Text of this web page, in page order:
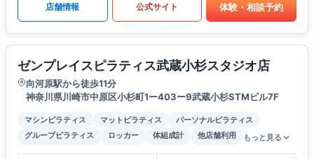
店舗情報 公式サイト 体験・相談予約
ゼンプレイスピラティス武蔵小杉スタジオ店
向河原駅から徒歩11分
神奈川県川崎市中原区小杉町1ー403ー9武蔵小杉STMビル7F
マシンピラティス マットピラティス
パーソナルピラティス
グループピラティス
ロッカー 体組成計 他店舗利用 もっと見る